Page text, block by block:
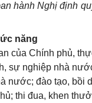
hành Nghị định
năng
của Chính phủ,
sự nghiệp nhà
nước; đào tạo, bồi
thi đua, khen